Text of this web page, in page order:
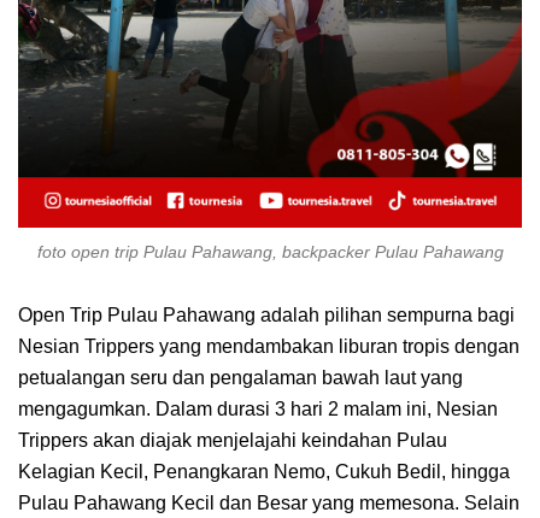
foto open trip Pulau Pahawang, backpacker Pulau Pahawang
Open Trip Pulau Pahawang adalah pilihan sempurna bagi
Nesian Trippers yang mendambakan liburan tropis dengan
petualangan seru dan pengalaman bawah laut yang
mengagumkan. Dalam durasi 3 hari 2 malam ini, Nesian
Trippers akan diajak menjelajahi keindahan Pulau
Kelagian Kecil, Penangkaran Nemo, Cukuh Bedil, hingga
Pulau Pahawang Kecil dan Besar yang memesona. Selain